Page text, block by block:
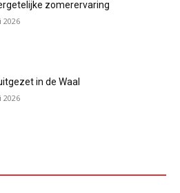
zomerervaring
2026
in de Waal
2026